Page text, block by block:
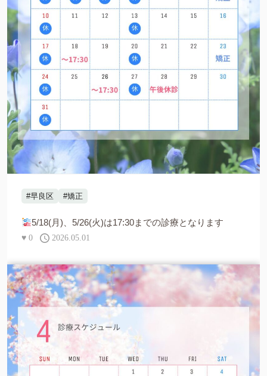
#早良区 #矯正
5/18(月)、5/26(火)は17:30までの診療となります
♥ 0 2026.05.01